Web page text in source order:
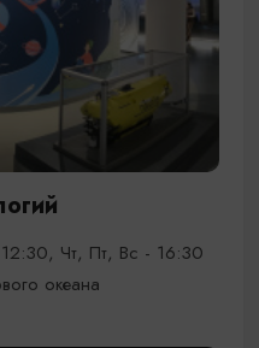
Чт, Пт, Вс - 16:30
океана